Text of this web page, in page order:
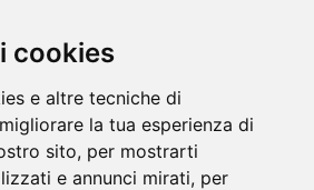
cookies
e altre tecniche di
la tua esperienza di
sito, per mostrarti
e annunci mirati, per